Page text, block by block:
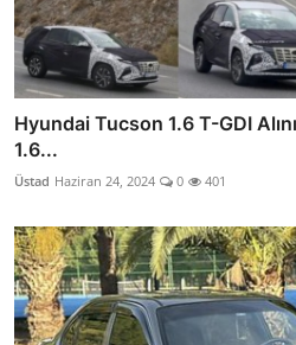
Hyundai Tucson 1.6 T-GDI
1.6...
Üstad Haziran 24, 2024 0 401